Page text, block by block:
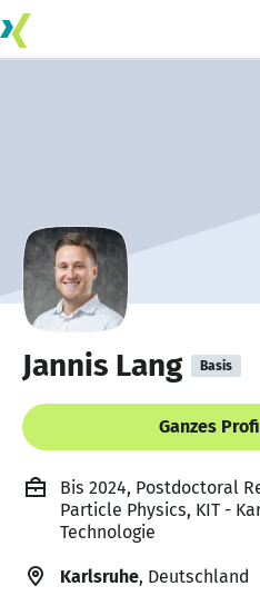
Jannis Lang Basis
Ganzes
Bis 2024, Postdoctoral
Particle Physics, KIT -
Technologie
Karlsruhe, Deutschland